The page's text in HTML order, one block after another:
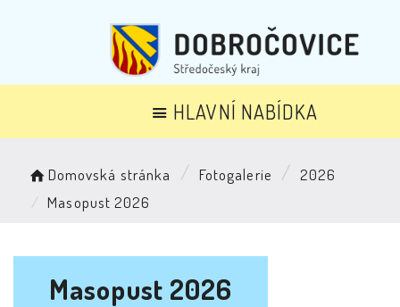
HLAVNÍ NABÍDKA
Domovská stránka Fotogalerie
2026
Masopust 2026
Masopust 2026